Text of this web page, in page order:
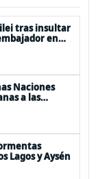
tras insultar
en
Naciones
a las
Lagos y Aysén